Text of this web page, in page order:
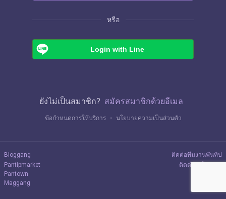
หรือ
Login with Line
ยังไม่เป็นสมาชิก? สมัครสมาชิกด้วยอีเมล
ข้อกำหนดการให้บริการ ・ นโยบายความเป็นส่วนตัว
Bloggang
Pantipmarket
Pantown
Maggang
ติดต่อทีมงานพันทิป
ติดต่อลงโฆษณา